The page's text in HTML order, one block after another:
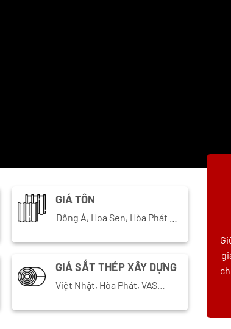
GIÁ TÔN
Đông Á, Hoa Sen, Hòa Phát …
GIÁ SẮT THÉP XÂY DỰNG
Việt Nhật, Hòa Phát, VAS…